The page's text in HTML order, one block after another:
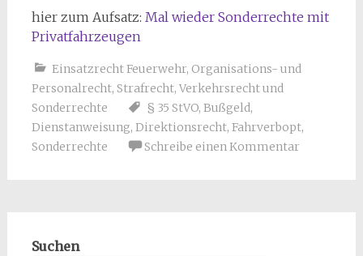
hier zum Aufsatz: Mal wieder Sonderrechte mit
Privatfahrzeugen
Einsatzrecht Feuerwehr, Organisations- und
Personalrecht, Strafrecht, Verkehrsrecht und
Sonderrechte
§ 35 StVO, Bußgeld,
Dienstanweisung, Direktionsrecht, Fahrverbopt,
Sonderrechte
Schreibe einen Kommentar
Suchen